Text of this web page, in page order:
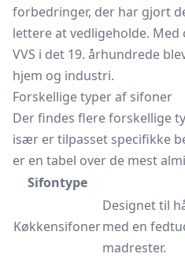
forbedringer, der har gjort
lettere at vedligeholde.
VVS i det 19. århundrede
hjem og industri.
Forskellige typer af sifoner
Der findes flere forskellige
især er tilpasset specifikke
er en tabel over de mest
Sifontype
Køkkensifoner
Designet til
med en
madrester.